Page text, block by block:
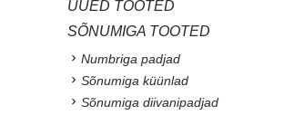
UUED TOOTED
SÕNUMIGA TOOTED
Numbriga padjad
Sõnumiga küünlad
Sõnumiga diivanipadjad